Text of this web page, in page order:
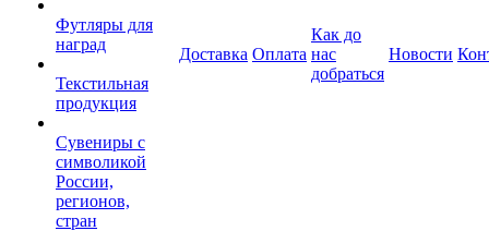
Футляры для
наград
Текстильная
продукция
Сувениры с
символикой
России,
регионов,
стран
Доставка Оплата
Как до
нас
добраться
Новости